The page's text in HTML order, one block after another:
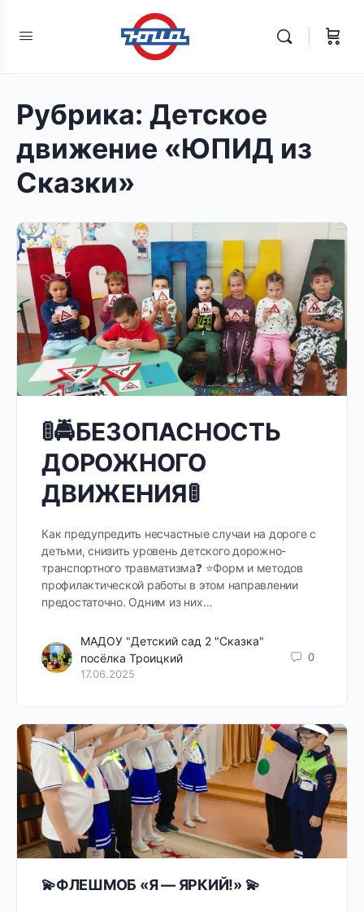
Рубрика: Детское
движение «ЮПИД из
Сказки»
🚦🚔БЕЗОПАСНОСТЬ
ДОРОЖНОГО
ДВИЖЕНИЯ🚦
Как предупредить несчастные случаи на дороге с
детьми, снизить уровень детского дорожно-
транспортного травматизма❓ ⭐Форм и методов
профилактической работы в этом направлении
предостаточно. Одним из них…
МАДОУ "Детский сад 2 "Сказка"
посёлка Троицкий
17.06.2025
0
💫ФЛЕШМОБ «Я — ЯРКИЙ!» 💫